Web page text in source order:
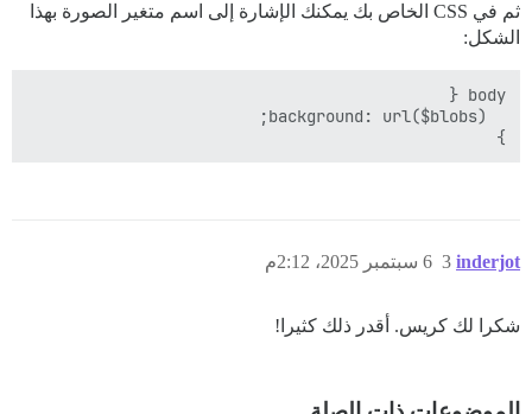
ثم في CSS الخاص بك يمكنك الإشارة إلى اسم متغير الصورة بهذا
الشكل:
}
inderjot 6 سبتمبر 2025، 2:12م 3
شكرا لك كريس. أقدر ذلك كثيرا!